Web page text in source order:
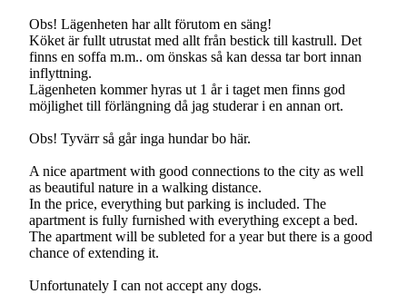
Obs! Lägenheten har allt förutom en säng!
Köket är fullt utrustat med allt från bestick till kastrull. Det
finns en soffa m.m.. om önskas så kan dessa tar bort innan
inflyttning.
Lägenheten kommer hyras ut 1 år i taget men finns god
möjlighet till förlängning då jag studerar i en annan ort.
Obs! Tyvärr så går inga hundar bo här.
A nice apartment with good connections to the city as well
as beautiful nature in a walking distance.
In the price, everything but parking is included. The
apartment is fully furnished with everything except a bed.
The apartment will be subleted for a year but there is a good
chance of extending it.
Unfortunately I can not accept any dogs.